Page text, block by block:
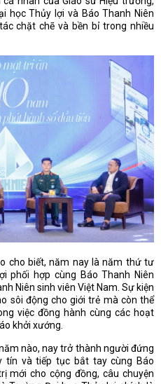
học Thủy lợi và Báo Thanh Niên
chặt chẽ và bền bỉ trong nhiều
cho biết, năm nay là năm thứ tư
phối hợp cùng Báo Thanh Niên
Niên sinh viên Việt Nam. Sự kiện
sôi động cho giới trẻ mà còn thể
việc đồng hành cùng các hoạt
khởi xướng.
nào, nay trở thành người đứng
tín và tiếp tục bắt tay cùng Báo
mới cho cộng đồng, câu chuyện